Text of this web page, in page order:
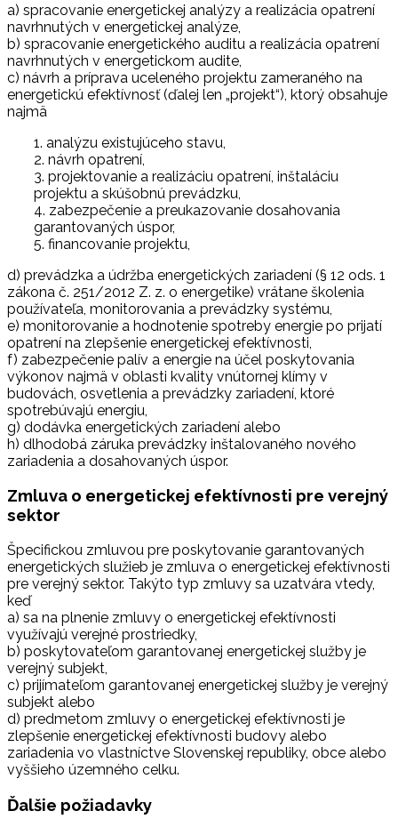
a) spracovanie energetickej analýzy a realizácia opatrení
navrhnutých v energetickej analýze,
b) spracovanie energetického auditu a realizácia opatrení
navrhnutých v energetickom audite,
c) návrh a príprava uceleného projektu zameraného na
energetickú efektívnosť (ďalej len „projekt“), ktorý obsahuje
najmä
1. analýzu existujúceho stavu,
2. návrh opatrení,
3. projektovanie a realizáciu opatrení, inštaláciu
projektu a skúšobnú prevádzku,
4. zabezpečenie a preukazovanie dosahovania
garantovaných úspor,
5. financovanie projektu,
d) prevádzka a údržba energetických zariadení (§ 12 ods. 1
zákona č. 251/2012 Z. z. o energetike) vrátane školenia
používateľa, monitorovania a prevádzky systému,
e) monitorovanie a hodnotenie spotreby energie po prijatí
opatrení na zlepšenie energetickej efektívnosti,
f) zabezpečenie palív a energie na účel poskytovania
výkonov najmä v oblasti kvality vnútornej klímy v
budovách, osvetlenia a prevádzky zariadení, ktoré
spotrebúvajú energiu,
g) dodávka energetických zariadení alebo
h) dlhodobá záruka prevádzky inštalovaného nového
zariadenia a dosahovaných úspor.
Zmluva o energetickej efektívnosti pre verejný
sektor
Špecifickou zmluvou pre poskytovanie garantovaných
energetických služieb je zmluva o energetickej efektívnosti
pre verejný sektor. Takýto typ zmluvy sa uzatvára vtedy,
keď
a) sa na plnenie zmluvy o energetickej efektívnosti
využívajú verejné prostriedky,
b) poskytovateľom garantovanej energetickej služby je
verejný subjekt,
c) prijímateľom garantovanej energetickej služby je verejný
subjekt alebo
d) predmetom zmluvy o energetickej efektívnosti je
zlepšenie energetickej efektívnosti budovy alebo
zariadenia vo vlastníctve Slovenskej republiky, obce alebo
vyššieho územného celku.
Ďalšie požiadavky